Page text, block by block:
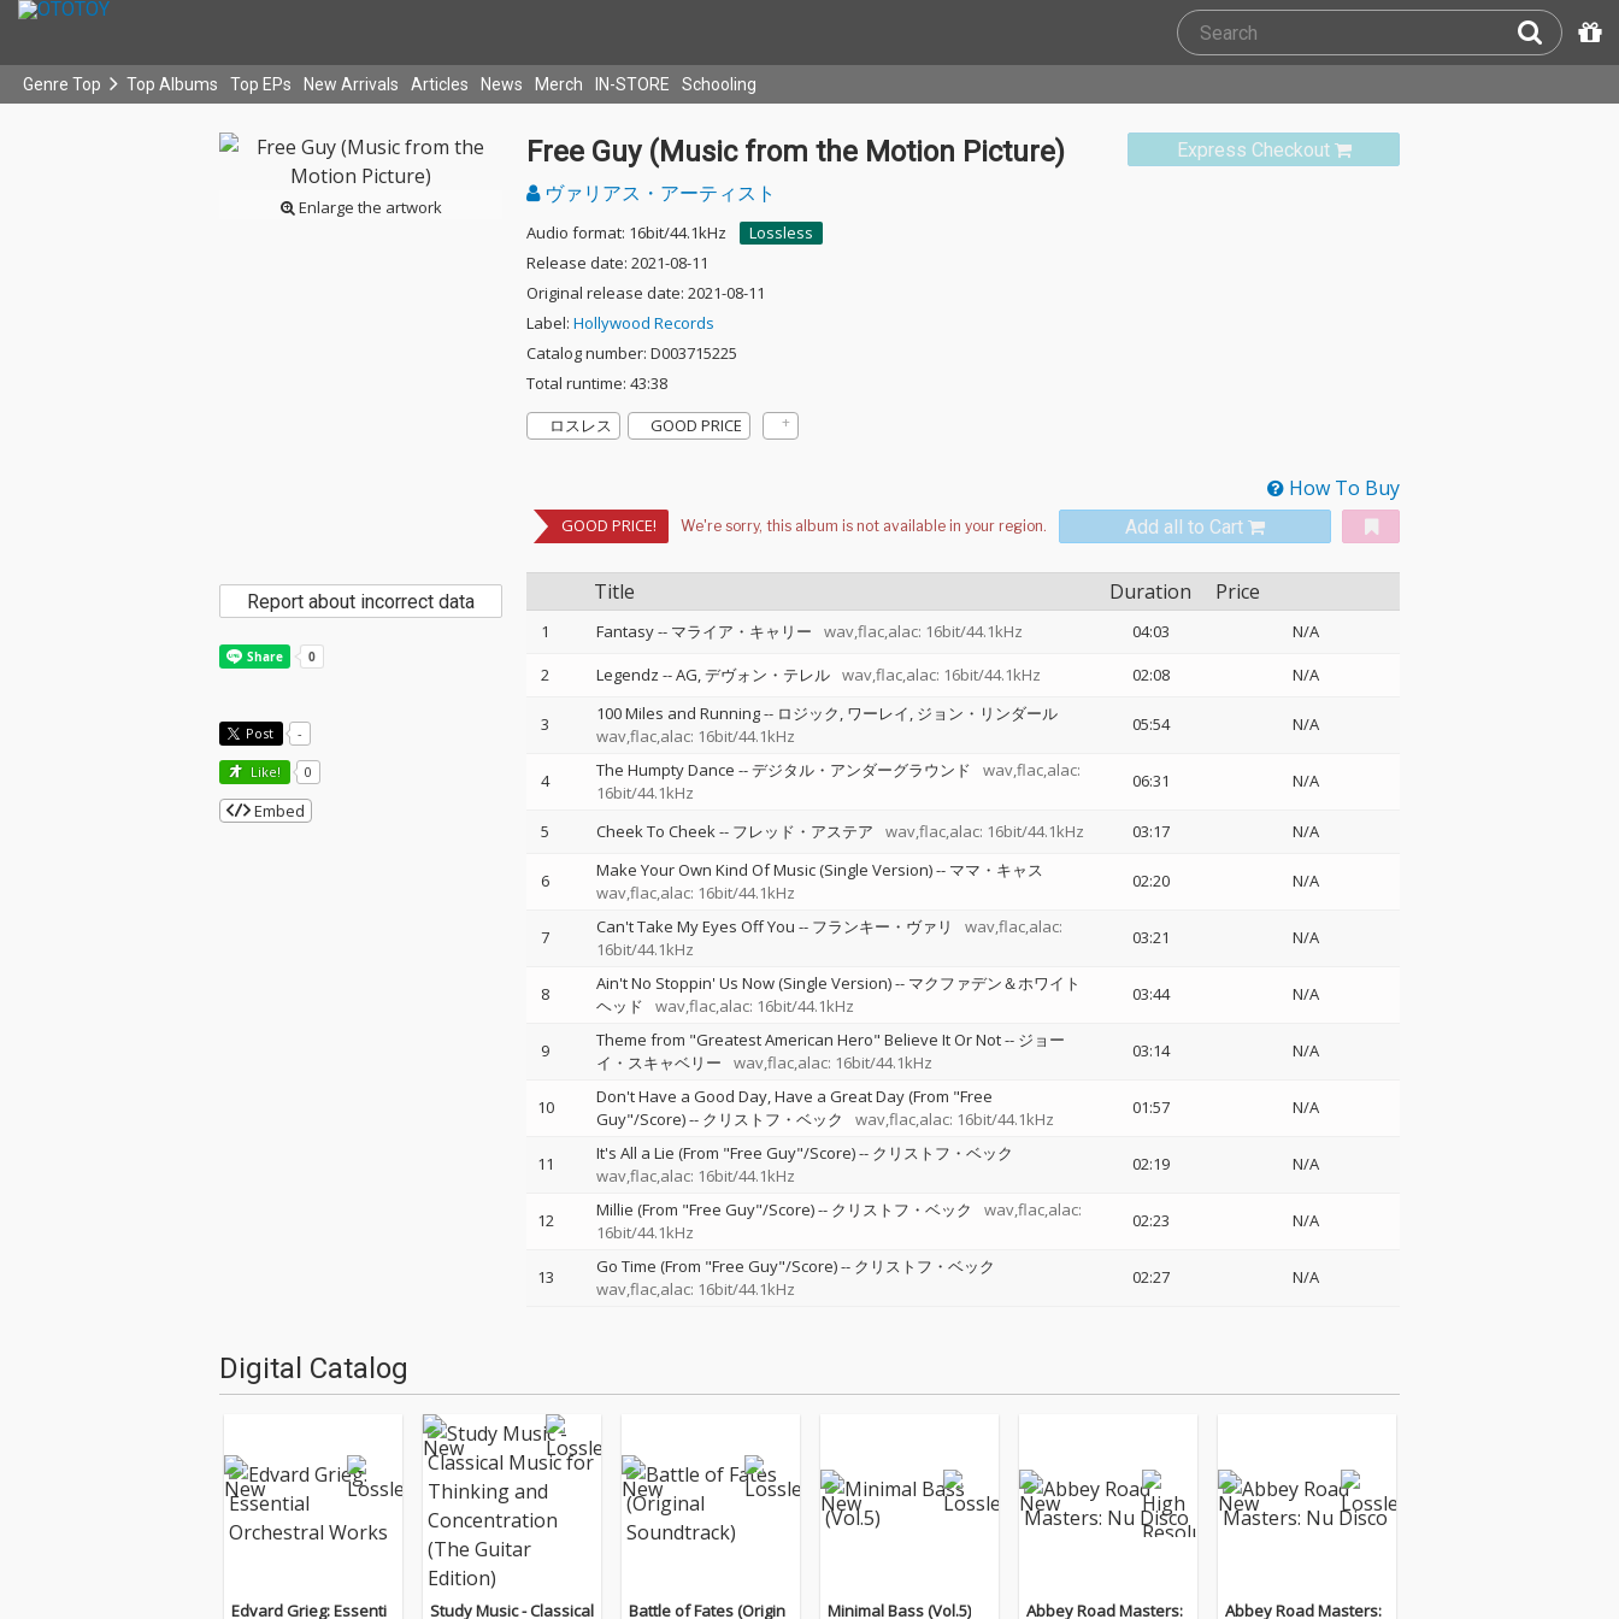
Genre Top Top Albums Top EPs New Arrivals Articles News Merch IN-STORE Schooling
Enlarge the artwork
Express Checkout
Free Guy (Music from the Motion Picture)
ヴァリアス・アーティスト
Audio format: 16bit/44.1kHz
Lossless
Release date: 2021-08-11
Original release date: 2021-08-11
Label: Hollywood Records
Catalog number: D003715225
Total runtime: 43:38
ロスレス
GOOD PRICE
How To Buy
GOOD PRICE! Add all to Cart
Title Duration Price
1 Fantasy-- マライア・キャリー wav,flac,alac: 16bit/44.1kHz 04:03
N/A
2
Legendz --AG デヴォン・テレル wav,flac,alac: 16bit/44.1kHz 02:08 N/A
3 100 Miles and Running-- ロジック ワーレイ ジョン・リンダール
wav,flac,alac: 16bit/44.1kHz
05:54 N/A
4 The Humpty Dance --デジタル・アンダーグラウンド
wav,flac,alac:
16bit/44.1kHz
06:31 N/A
5 Cheek To Cheek-- フレッド・アステア wav,flac,alac: 16bit/44.1kHz 03:17 N/A
6 Make Your Own Kind Of Music (Single Version)-- ママ・キャス
wav,flac,alac: 16bit/44.1kHz
02:20 N/A
7 Can't Take My Eyes Off You -- フランキー・ヴァリ
wav,flac,alac:
16bit/44.1kHz
03:21 N/A
8 Ain't No Stoppin' Us Now (Single Version)-- マクファデン＆ホワイト
ヘッド
wav,flac,alac: 16bit/44.1kHz
03:44 N/A
9 Theme from "Greatest American Hero" Believe It Or Not-- ジョー
イ・スキャベリー
wav,flac,alac: 16bit/44.1kHz
03:14 N/A
10
Don't Have a Good Day, Have a Great Day (From "Free
Guy"/Score)-- クリストフ・ベック wav,flac,alac: 16bit/44.1kHz
01:57 N/A
11 It's All a Lie (From "Free Guy"/Score)-- クリストフ・ベック
wav,flac,alac: 16bit/44.1kHz
02:19 N/A
12 Millie (From "Free Guy"/Score)-- クリストフ・ベック
wav,flac,alac:
16bit/44.1kHz
02:23 N/A
13 Go Time (From "Free Guy"/Score)-- クリストフ・ベック
wav,flac,alac: 16bit/44.1kHz
02:27 N/A
Report about incorrect data
Post -
Like! 0
Embed
Digital Catalog
Edvard Grieg: Essenti
Study Music - Classical
Battle of Fates (Origin
Minimal Bass (Vol.5)
Abbey Road Masters:
Abbey Road Masters: